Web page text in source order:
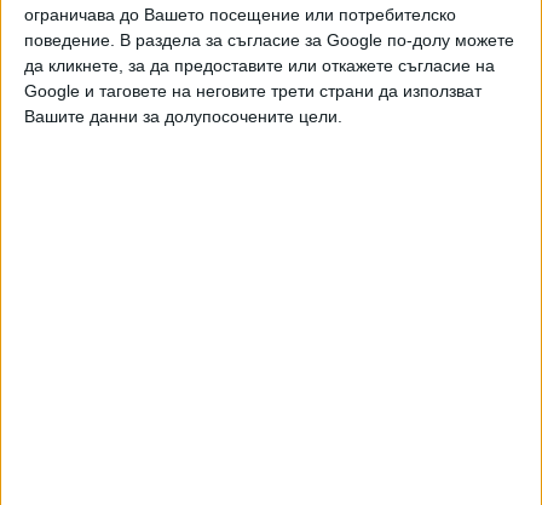
ограничава до Вашето посещение или потребителско
поведение. В раздела за съгласие за Google по-долу можете
да кликнете, за да предоставите или откажете съгласие на
Google и таговете на неговите трети страни да използват
Вашите данни за долупосочените цели.
Видео Разгледай всички